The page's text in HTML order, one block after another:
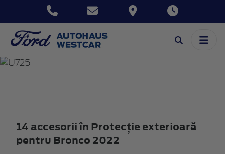
BRONCO
14 accesorii în Protecţie exterioară
pentru Bronco 2022